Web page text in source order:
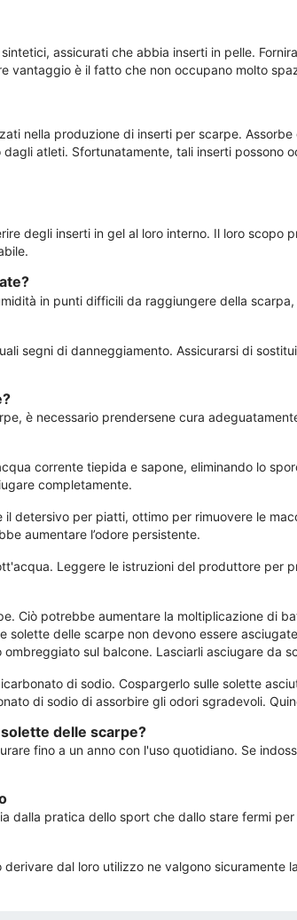
assicurati che abbia inserti in pelle.
vantaggio è il fatto che non occupano molto
nella produzione di inserti per scarpe.
atleti. Sfortunatamente, tali inserti possono
degli inserti in gel al loro interno. Il loro scopo
in punti difficili da raggiungere della
segni di danneggiamento. Assicurarsi di
è necessario prendersene cura
corrente tiepida e sapone, eliminando lo
completamente.
detersivo per piatti, ottimo per rimuovere le
aumentare l’odore persistente.
Leggere le istruzioni del produttore per
Ciò potrebbe aumentare la moltiplicazione di
delle scarpe non devono essere
sul balcone. Lasciarli asciugare da
di sodio. Cospargerlo sulle solette
di sodio di assorbire gli odori sgradevoli.
delle scarpe?
fino a un anno con l'uso quotidiano. Se
dalla pratica dello sport che dallo stare fermi
dal loro utilizzo ne valgono sicuramente